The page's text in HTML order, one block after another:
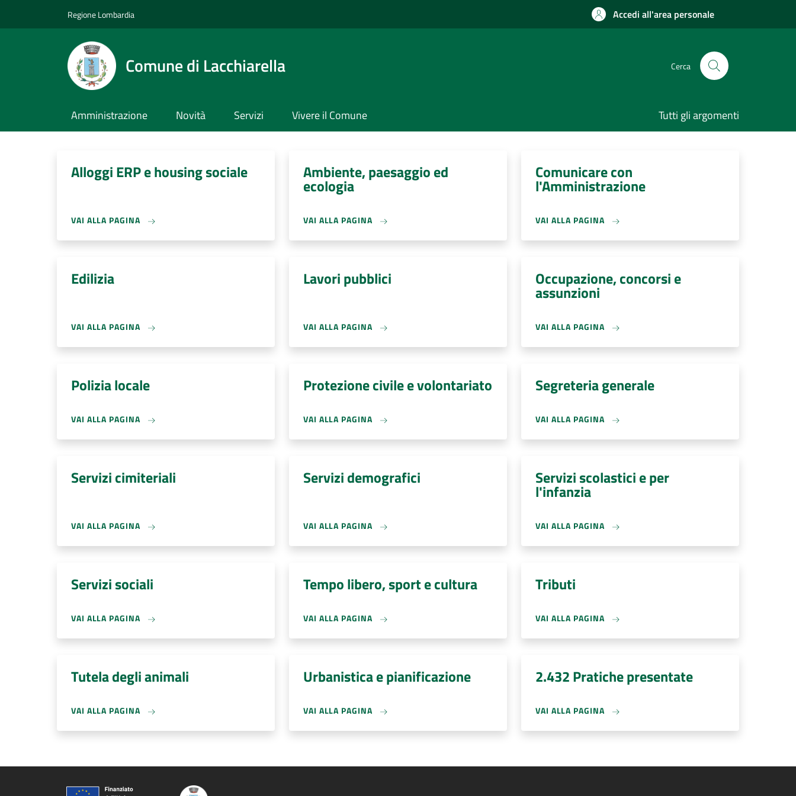
Regione Lombardia Accedi all'area personale
Comune di Lacchiarella Cerca
Amministrazione Novità Servizi Vivere il Comune Tutti gli argomenti
Alloggi ERP e housing sociale
VAI ALLA PAGINA
Ambiente, paesaggio ed
ecologia
VAI ALLA PAGINA
Comunicare con
l'Amministrazione
VAI ALLA PAGINA
Edilizia
VAI ALLA PAGINA
Lavori pubblici
VAI ALLA PAGINA
Occupazione, concorsi e
assunzioni
VAI ALLA PAGINA
Polizia locale
VAI ALLA PAGINA
Protezione civile e volontariato
VAI ALLA PAGINA
Segreteria generale
VAI ALLA PAGINA
Servizi cimiteriali
VAI ALLA PAGINA
Servizi demografici
VAI ALLA PAGINA
Servizi scolastici e per
l'infanzia
VAI ALLA PAGINA
Servizi sociali
VAI ALLA PAGINA
Tempo libero, sport e cultura
VAI ALLA PAGINA
Tributi
VAI ALLA PAGINA
Tutela degli animali
VAI ALLA PAGINA
Urbanistica e pianificazione
VAI ALLA PAGINA
2.432 Pratiche presentate
VAI ALLA PAGINA